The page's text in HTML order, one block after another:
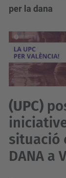
per la dana
(UPC)
situació
DANA a